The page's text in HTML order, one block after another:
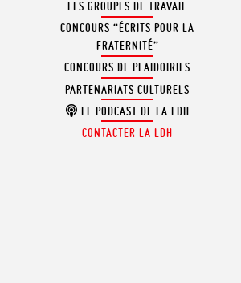
LES GROUPES DE TRAVAIL
CONCOURS “ÉCRITS POUR LA
FRATERNITÉ”
CONCOURS DE PLAIDOIRIES
PARTENARIATS CULTURELS
LE PODCAST DE LA LDH
CONTACTER LA LDH